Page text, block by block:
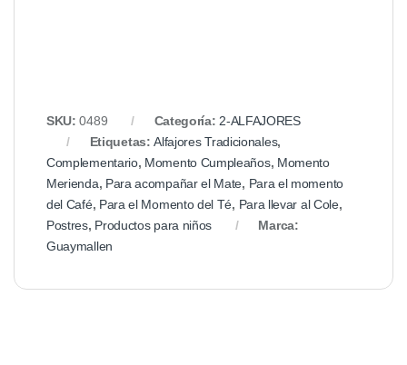
SKU:0489 Categoría:2-ALFAJORES
Etiquetas:Alfajores Tradicionales,
Complementario, Momento Cumpleaños, Momento
Merienda, Para acompañar el Mate, Para el momento
del Café, Para el Momento del Té, Para llevar al Cole,
Postres, Productos para niños
Marca:
Guaymallen